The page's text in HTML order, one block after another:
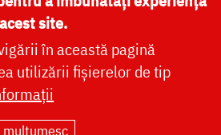
site.
în această pagină
utilizării fișierelor de tip
mulțumesc